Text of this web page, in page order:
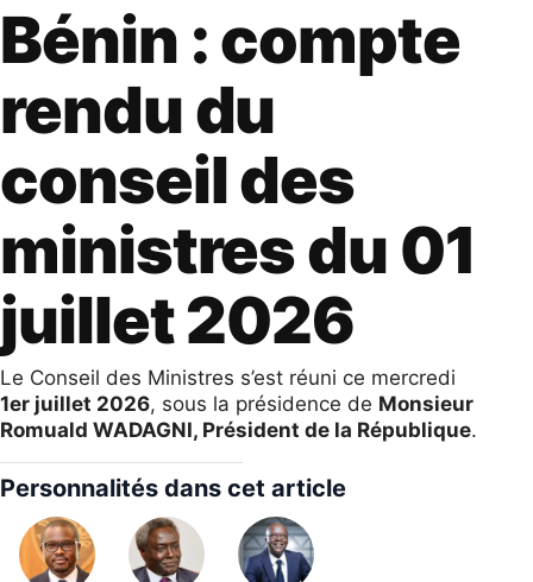
Bénin : compte
rendu du
conseil des
ministres du 01
juillet 2026
Le Conseil des Ministres s’est réuni ce mercredi
1er juillet 2026, sous la présidence de Monsieur
Romuald WADAGNI, Président de la République.
Personnalités dans cet article